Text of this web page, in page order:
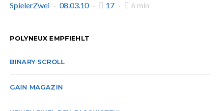
SpielerZwei
08.03.10 17 6 min
POLYNEUX EMPFIEHLT
BINARY SCROLL
GAIN MAGAZIN